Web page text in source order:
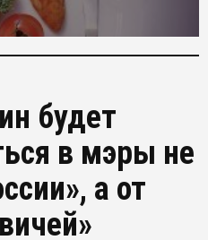
будет
в мэры не
а от